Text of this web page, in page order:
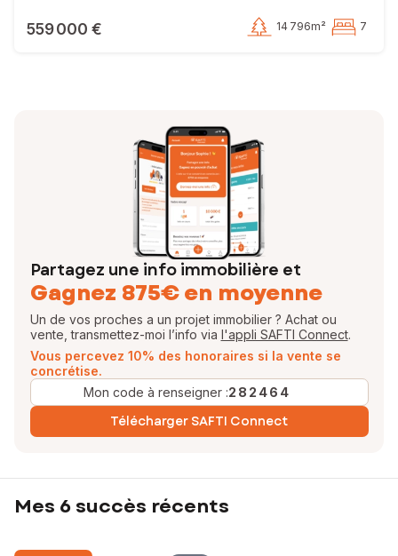
559 000 € 14 796m² 7
Partagez une info immobilière et
Gagnez 875€ en moyenne
Un de vos proches a un projet immobilier ? Achat ou
vente, transmettez-moi l’info via l'appli SAFTI Connect.
Vous percevez 10% des honoraires si la vente se
concrétise.
Mon code à renseigner :282464
Télécharger SAFTI Connect
Mes 6 succès récents